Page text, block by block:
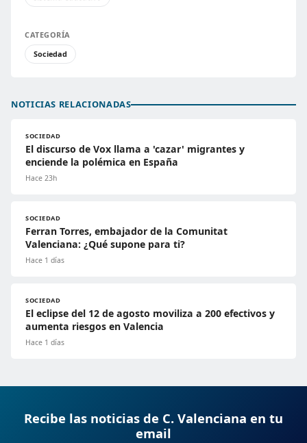
CATEGORÍA
Sociedad
NOTICIAS RELACIONADAS
SOCIEDAD
El discurso de Vox llama a 'cazar' migrantes y
enciende la polémica en España
Hace 23h
SOCIEDAD
Ferran Torres, embajador de la Comunitat
Valenciana: ¿Qué supone para ti?
Hace 1 días
SOCIEDAD
El eclipse del 12 de agosto moviliza a 200 efectivos y
aumenta riesgos en Valencia
Hace 1 días
Recibe las noticias de C. Valenciana en tu
email